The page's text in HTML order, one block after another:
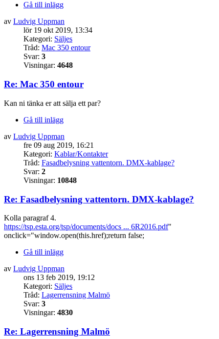
Gå till inlägg
av Ludvig Uppman
lör 19 okt 2019, 13:34
Kategori: Säljes
Tråd: Mac 350 entour
Svar: 3
Visningar: 4648
Re: Mac 350 entour
Kan ni tänka er att sälja ett par?
Gå till inlägg
av Ludvig Uppman
fre 09 aug 2019, 16:21
Kategori: Kablar/Kontakter
Tråd: Fasadbelysning vattentorn. DMX-kablage?
Svar: 2
Visningar: 10848
Re: Fasadbelysning vattentorn. DMX-kablage?
Kolla paragraf 4.
https://tsp.esta.org/tsp/documents/docs ... 6R2016.pdf"
onclick="window.open(this.href);return false;
Gå till inlägg
av Ludvig Uppman
ons 13 feb 2019, 19:12
Kategori: Säljes
Tråd: Lagerrensning Malmö
Svar: 3
Visningar: 4830
Re: Lagerrensning Malmö